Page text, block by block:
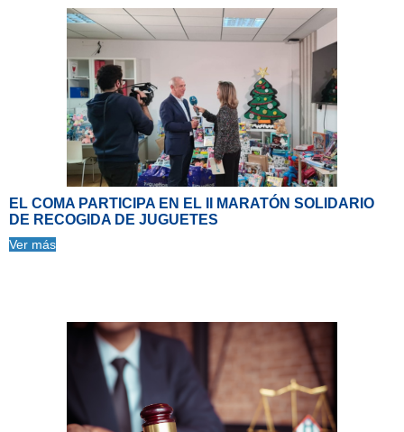
EL COMA PARTICIPA EN EL II MARATÓN SOLIDARIO
DE RECOGIDA DE JUGUETES
Ver más